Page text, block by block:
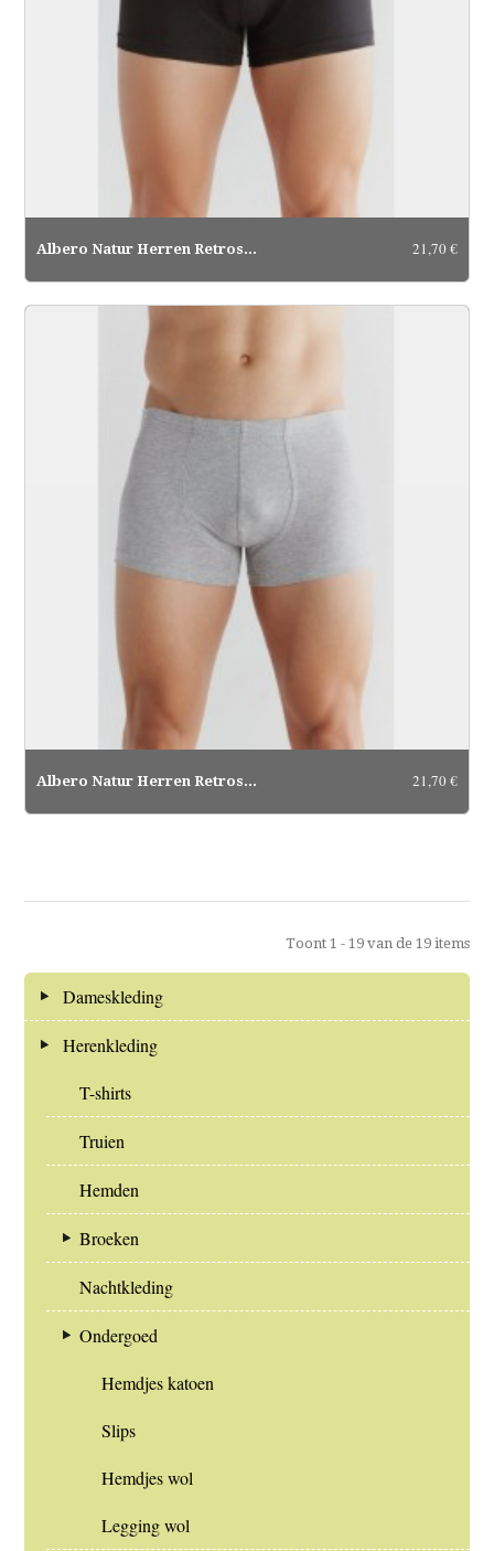
Albero Natur Herren Retroshorts... 21,70 €
Albero Natur Herren Retroshorts... 21,70 €
Toont 1 - 19 van de 19 items
Dameskleding
Herenkleding
T-shirts
Truien
Hemden
Broeken
Nachtkleding
Ondergoed
Hemdjes katoen
Slips
Hemdjes wol
Legging wol